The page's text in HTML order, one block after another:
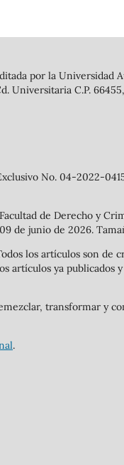
por la Universidad
C.P.
No. 04-2022-
de Derecho y
de junio de 2026.
los artículos son de
artículos ya
transformar y
.